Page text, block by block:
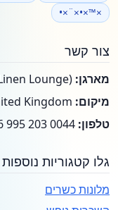
×™×•×¨×•
צור קשר
מארגן:
מיקום:
טלפון:
גלו קטגוריות נוספות
מלונות כשרים